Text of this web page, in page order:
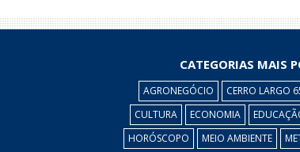
CATEGORIAS MAIS
AGRONEGÓCIO CERRO LARGO
CULTURA
ECONOMIA
HORÓSCOPO
MEIO AMBIENTE